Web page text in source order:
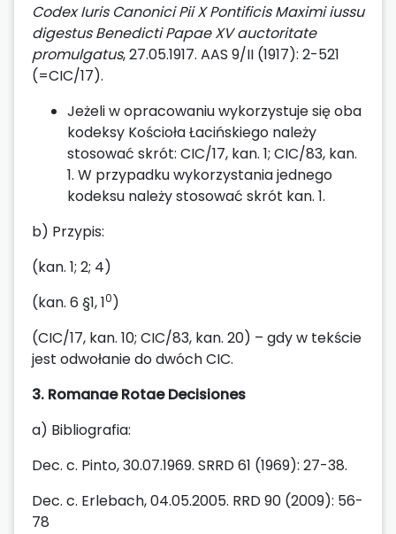
Codex Iuris Canonici Pii X Pontificis Maximi iussu
digestus Benedicti Papae XV auctoritate
promulgatus, 27.05.1917. AAS 9/II (1917): 2-521
(=CIC/17).
Jeżeli w opracowaniu wykorzystuje się oba
kodeksy Kościoła Łacińskiego należy
stosować skrót: CIC/17, kan. 1; CIC/83, kan.
1. W przypadku wykorzystania jednego
kodeksu należy stosować skrót kan. 1.
b) Przypis:
(kan. 1; 2; 4)
(kan. 6 §1, 10)
(CIC/17, kan. 10; CIC/83, kan. 20) – gdy w tekście
jest odwołanie do dwóch CIC.
3. Romanae Rotae Decisiones
a) Bibliografia:
Dec. c. Pinto, 30.07.1969. SRRD 61 (1969): 27-38.
Dec. c. Erlebach, 04.05.2005. RRD 90 (2009): 56-
78